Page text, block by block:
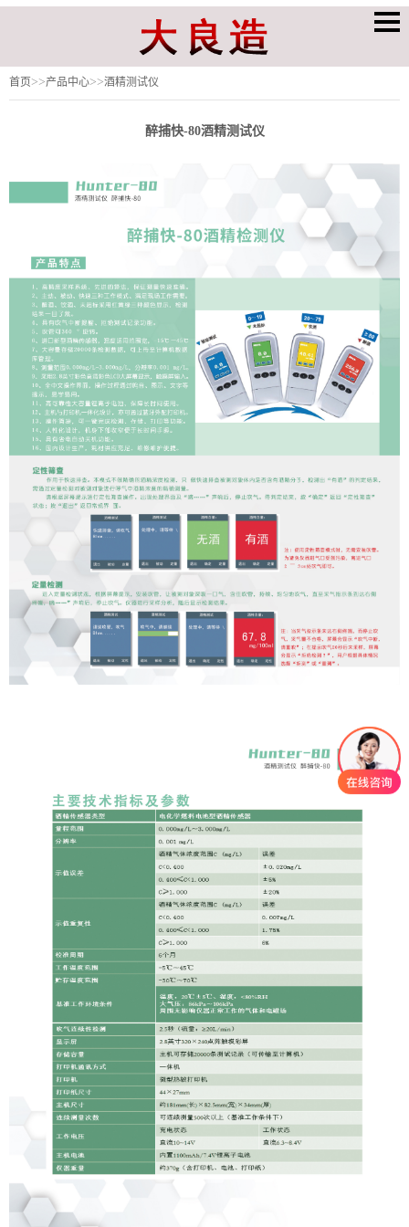
首页>>产品中心>>酒精测试仪
醉捕快-80酒精测试仪